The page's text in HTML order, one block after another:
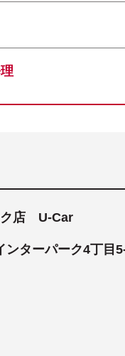
ク店 U-Car
ンターパーク4丁目